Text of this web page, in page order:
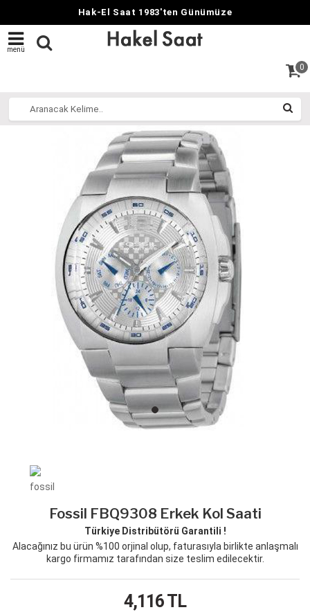
Hak-El Saat 1983'ten Günümüze
menü
0
Fossil FBQ9308 Erkek Kol Saati
Türkiye Distribütörü Garantili !
Alacağınız bu ürün %100 orjinal olup, faturasıyla birlikte anlaşmalı
kargo firmamız tarafından size teslim edilecektir.
4,116TL